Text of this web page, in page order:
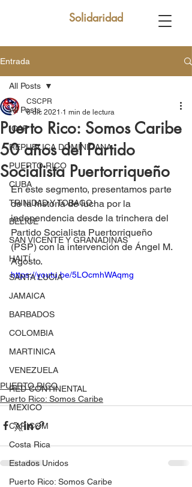
Solidaridad
Entrada
All Posts
ICAP
REPUBLICA DOMINICANA
PUERTO RICO
CUBA
TRINIDAD Y TOBAGO
BELICE
SAN VICENTE Y GRANADINAS
HAITÍ
SANTA LUCÍA
JAMAICA
BARBADOS
COLOMBIA
MARTINICA
VENEZUELA
RED CONTINENTAL
MEXICO
CARICOM
Costa Rica
Estados Unidos
Puerto Rico: Somos Caribe
All Posts
Puerto Rico: Somos Caribe
50 años del Partido
Socialista Puertorriqueño
CSCPR
6 dic 2021 1 min de lectura
En este segmento, presentamos parte
de la historia de lucha por la
independencia desde la trinchera del
Partido Socialista Puertorriqueño
(PSP) con la intervención de Ángel M.
Agosto.
https://youtu.be/5LOcmhWAqmg
PUERTO RICO
Puerto Rico: Somos Caribe